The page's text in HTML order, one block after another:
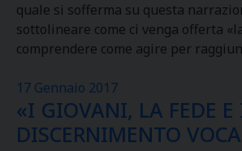
quale si sofferma su questa
sottolineare come ci venga offerta
comprendere come agire per
17 Gennaio 2017
«I GIOVANI, LA FEDE E
DISCERNIMENTO